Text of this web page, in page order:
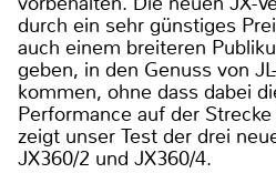
durch ein sehr günstiges
auch einem breiteren
geben, in den Genuss von
kommen, ohne dass dabei
Performance auf der
zeigt unser Test der drei
JX360/2 und JX360/4.